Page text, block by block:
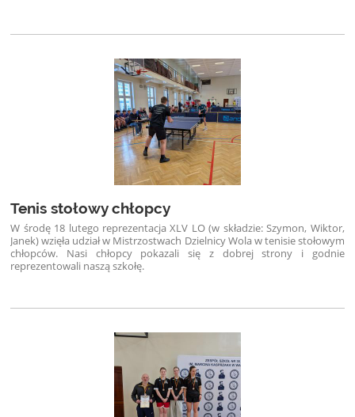
Tenis stołowy chłopcy
W środę 18 lutego reprezentacja XLV LO (w składzie: Szymon, Wiktor,
Janek) wzięła udział w Mistrzostwach Dzielnicy Wola w tenisie stołowym
chłopców. Nasi chłopcy pokazali się z dobrej strony i godnie
reprezentowali naszą szkołę.